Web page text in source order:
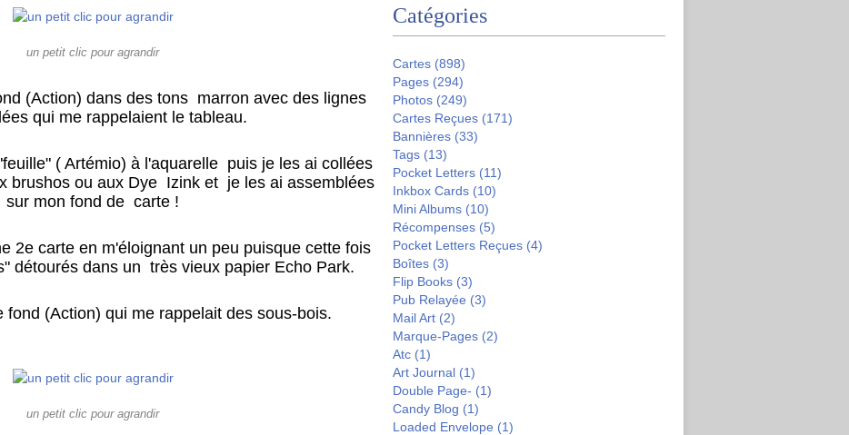
un petit clic pour agrandir
(Action) dans des tons marron avec des lignes
qui me rappelaient le tableau.
( Artémio) à l'aquarelle puis je les ai collées
brushos ou aux Dye Izink et je les ai assemblées
sur mon fond de carte !
2e carte en m'éloignant un peu puisque cette fois
détourés dans un très vieux papier Echo Park.
fond (Action) qui me rappelait des sous-bois.
un petit clic pour agrandir
Catégories
Cartes (898)
Pages (294)
Photos (249)
Cartes Reçues (171)
Bannières (33)
Tags (13)
Pocket Letters (11)
Inkbox Cards (10)
Mini Albums (10)
Récompenses (5)
Pocket Letters Reçues (4)
Boîtes (3)
Flip Books (3)
Pub Relayée (3)
Mail Art (2)
Marque-Pages (2)
Atc (1)
Art Journal (1)
Double Page- (1)
Candy Blog (1)
Loaded Envelope (1)